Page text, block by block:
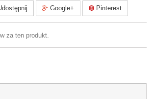
Google+ Pinterest
za ten produkt.